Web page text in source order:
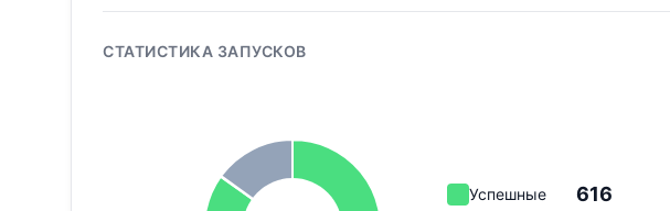
СТАТИСТИКА ЗАПУСКОВ
Успешные 616